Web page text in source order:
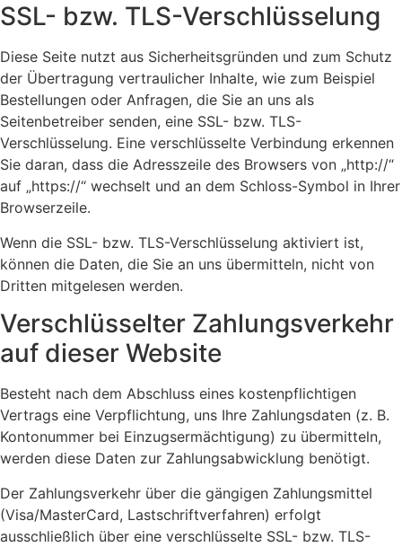
SSL- bzw. TLS-Verschlüsselung
Diese Seite nutzt aus Sicherheitsgründen und zum Schutz
der Übertragung vertraulicher Inhalte, wie zum Beispiel
Bestellungen oder Anfragen, die Sie an uns als
Seitenbetreiber senden, eine SSL- bzw. TLS-
Verschlüsselung. Eine verschlüsselte Verbindung erkennen
Sie daran, dass die Adresszeile des Browsers von „http://“
auf „https://“ wechselt und an dem Schloss-Symbol in Ihrer
Browserzeile.
Wenn die SSL- bzw. TLS-Verschlüsselung aktiviert ist,
können die Daten, die Sie an uns übermitteln, nicht von
Dritten mitgelesen werden.
Verschlüsselter Zahlungsverkehr
auf dieser Website
Besteht nach dem Abschluss eines kostenpflichtigen
Vertrags eine Verpflichtung, uns Ihre Zahlungsdaten (z. B.
Kontonummer bei Einzugsermächtigung) zu übermitteln,
werden diese Daten zur Zahlungsabwicklung benötigt.
Der Zahlungsverkehr über die gängigen Zahlungsmittel
(Visa/MasterCard, Lastschriftverfahren) erfolgt
ausschließlich über eine verschlüsselte SSL- bzw. TLS-